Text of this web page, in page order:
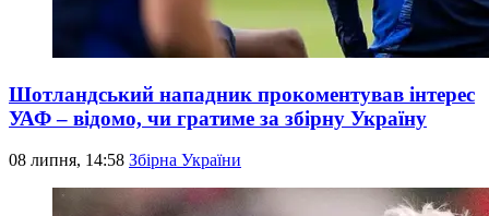
Шотландський нападник прокоментував інтерес
УАФ – відомо, чи гратиме за збірну Україну
08 липня, 14:58 Збірна України